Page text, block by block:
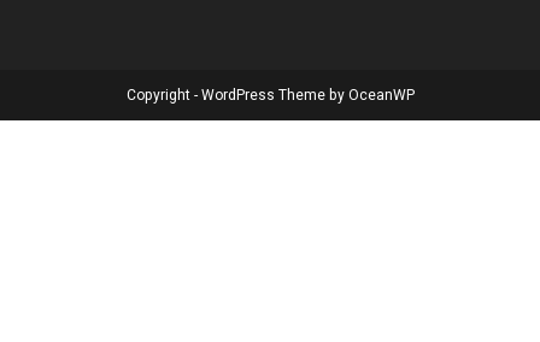
Copyright - WordPress Theme by OceanWP